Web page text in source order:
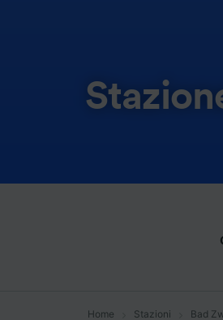
Home Stazioni Bad